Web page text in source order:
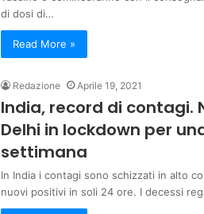
di dosi di…
Read More »
Redazione Aprile 19, 2021
India, record di contagi.
Delhi in lockdown per
settimana
In India i contagi sono schizzati in alto
nuovi positivi in soli 24 ore. I decessi